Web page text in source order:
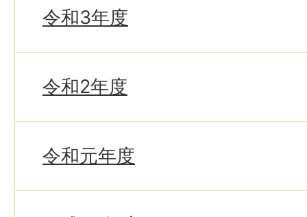
令和3年度
令和2年度
令和元年度